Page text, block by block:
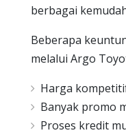
berbagai
Beberapa
melalui Argo
Harga
Banyak promo
Proses kredit